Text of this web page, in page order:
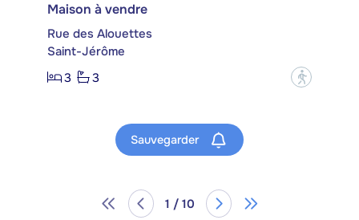
Maison à vendre
Rue des Alouettes
Saint-Jérôme
3
3 ?
Sauvegarder
1 / 10